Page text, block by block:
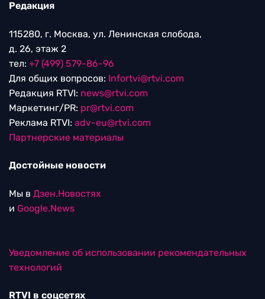
Редакция
115280, г. Москва, ул. Ленинская слобода,
д. 26, этаж 2
тел: +7 (499) 579-86-96
Для общих вопросов: Infortvi@rtvi.com
Редакция RTVI: news@rtvi.com
Маркетинг/PR: pr@rtvi.com
Реклама RTVI: adv-eu@rtvi.com
Партнерские материалы
Достойные новости
Мы в Дзен.Новостях
и Google.News
Уведомление об использовании рекомендательных
технологий
RTVI в соцсетях